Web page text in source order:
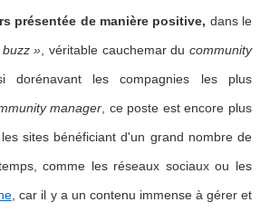
présentée de manière positive, dans le
» , véritable cauchemar ducommunity
dorénavant les compagnies les plus
manager , ce poste est encore plus
sites bénéficiant d'un grand nombre de
comme les réseaux sociaux ou les
, car il y a un contenu immense à gérer et